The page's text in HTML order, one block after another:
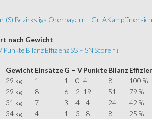
(S) Bezirksliga Oberbayern - Gr. A
nach Gewicht
Punkte Bilanz EffizienzSS – SNScore ↑↓
Gewicht Einsätze G – V Punkte Bilanz
29 kg 1 1 – 0 4 8 100 %
29 kg 8 6 – 2 19 51 79 %
31 kg 7 3 – 4 -4 24 42 %
34 kg 4 1 – 3 -8 8 25 %